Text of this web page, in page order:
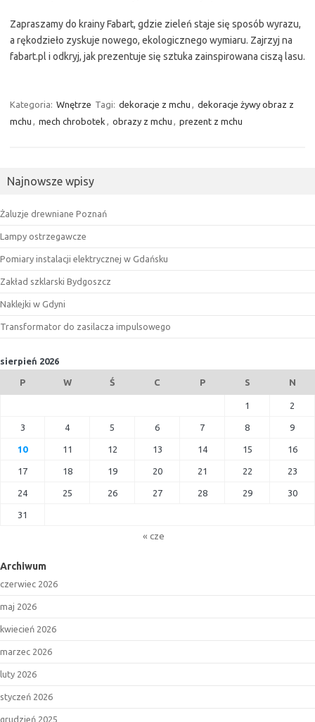
Zapraszamy do krainy Fabart, gdzie zieleń staje się sposób wyrazu,
a rękodzieło zyskuje nowego, ekologicznego wymiaru. Zajrzyj na
fabart.pl i odkryj, jak prezentuje się sztuka zainspirowana ciszą lasu.
Kategoria: Wnętrze Tagi: dekoracje z mchu , dekoracje żywy obraz z
mchu , mech chrobotek , obrazy z mchu , prezent z mchu
Najnowsze wpisy
Żaluzje drewniane Poznań
Lampy ostrzegawcze
Pomiary instalacji elektrycznej w Gdańsku
Zakład szklarski Bydgoszcz
Naklejki w Gdyni
Transformator do zasilacza impulsowego
sierpień 2026
P W Ś C P S N
1 2
3 4 5 6 7 8 9
10 11 12 13 14 15 16
17 18 19 20 21 22 23
24 25 26 27 28 29 30
31
« cze
Archiwum
czerwiec 2026
maj 2026
kwiecień 2026
marzec 2026
luty 2026
styczeń 2026
grudzień 2025